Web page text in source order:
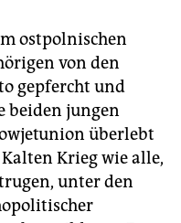
ostpolnischen
von den
gepfercht und
beiden jungen
überlebt
Krieg wie alle,
trugen, unter den